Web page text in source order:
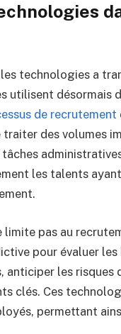
technologies a
utilisent désormais
de recrutement
des volumes
les talents
limite pas au
pour évaluer
anticiper les
clés. Ces
permettant